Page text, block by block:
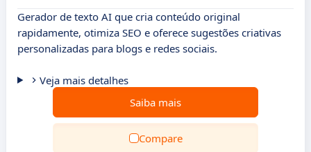
Gerador de texto AI que cria conteúdo original
rapidamente, otimiza SEO e oferece sugestões criativas
personalizadas para blogs e redes sociais.
Veja mais detalhes
Saiba mais
Compare